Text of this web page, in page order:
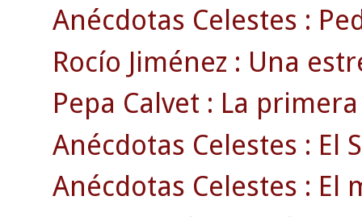
Anécdotas Celestes :
Rocío Jiménez : Una
Pepa Calvet : La
Anécdotas Celestes : El
Anécdotas Celestes : El